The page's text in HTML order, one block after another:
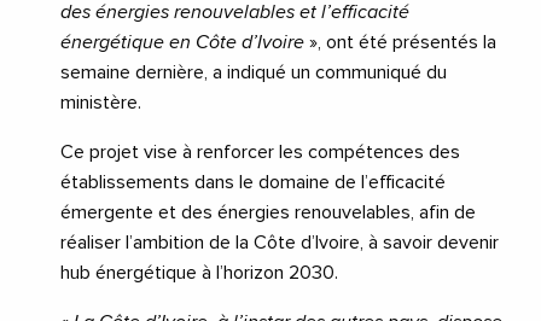
des énergies renouvelables et l’efficacité
énergétique en Côte d’Ivoire », ont été présentés la
semaine dernière, a indiqué un communiqué du
ministère.
Ce projet vise à renforcer les compétences des
établissements dans le domaine de l’efficacité
émergente et des énergies renouvelables, afin de
réaliser l’ambition de la Côte d’Ivoire, à savoir devenir
hub énergétique à l’horizon 2030.